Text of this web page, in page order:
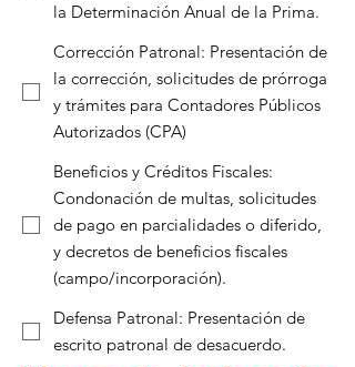
la Determinación Anual de la Prima.
Corrección Patronal: Presentación de
la corrección, solicitudes de prórroga
y trámites para Contadores Públicos
Autorizados (CPA)
Beneficios y Créditos Fiscales:
Condonación de multas, solicitudes
de pago en parcialidades o diferido,
y decretos de beneficios fiscales
(campo/incorporación).
Defensa Patronal: Presentación de
escrito patronal de desacuerdo.